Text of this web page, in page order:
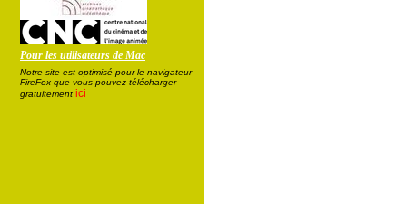
Pour les utilisateurs de Mac
Notre site est optimisé pour le navigateur
FireFox que vous pouvez télécharger
gratuitement ici